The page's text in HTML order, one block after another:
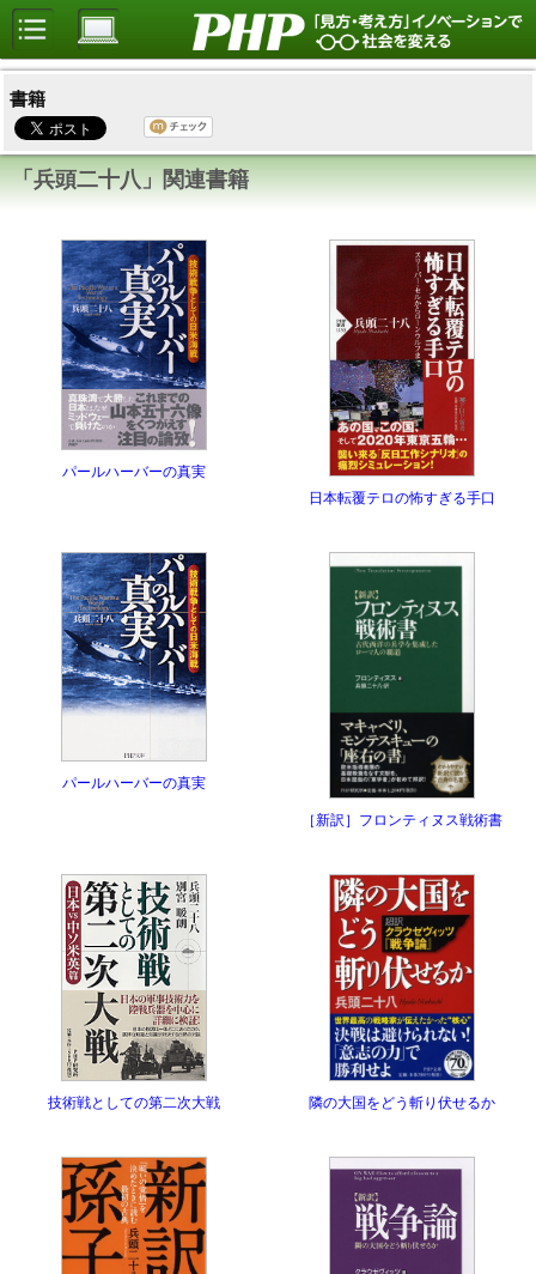
書籍
「兵頭二十八」関連書籍
パールハーバーの真実
日本転覆テロの怖すぎる手口
パールハーバーの真実
［新訳］フロンティヌス戦術書
技術戦としての第二次大戦 隣の大国をどう斬り伏せるか